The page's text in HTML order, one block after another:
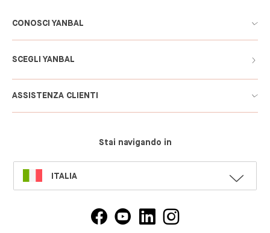
CONOSCI YANBAL
SCEGLI YANBAL
ASSISTENZA CLIENTI
Stai navigando in
SELECT
LANGUAGE
ITALIA